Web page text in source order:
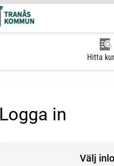
Hitta
Logga in
Välj